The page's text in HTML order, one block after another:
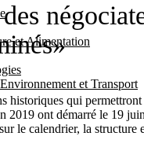
et Alimentation
et Transport
historiques qui
2019 ont démarré le 19
le calendrier, la structure